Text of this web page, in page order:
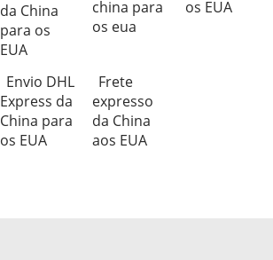
da China
para os
EUA
china para
os eua
os EUA
Envio DHL
Express da
China para
os EUA
Frete
expresso
da China
aos EUA